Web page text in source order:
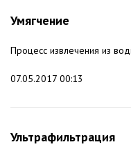
Умягчение
Процесс извлечения из
07.05.2017 00:13
Ультрафильтрация